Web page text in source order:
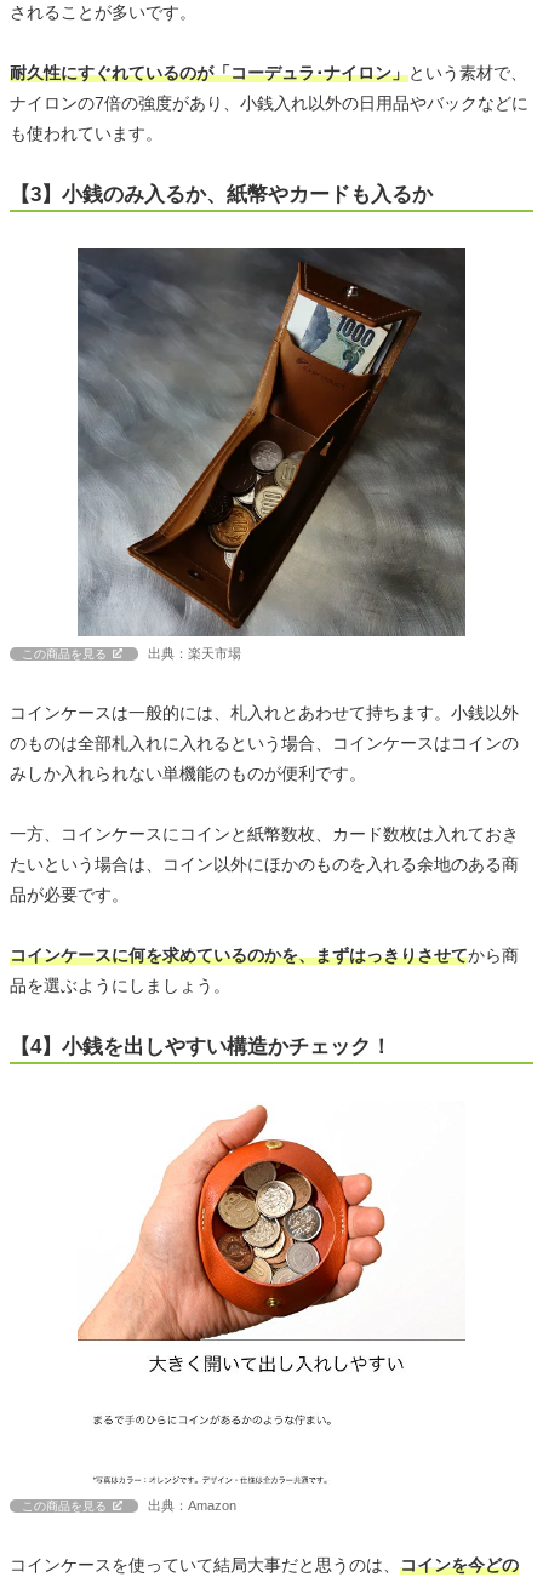
されることが多いです。
耐久性にすぐれているのが「コーデュラ･ナイロン」という素材で、
ナイロンの7倍の強度があり、小銭入れ以外の日用品やバックなどに
も使われています。
【3】小銭のみ入るか、紙幣やカードも入るか
この商品を見る 出典：楽天市場
コインケースは一般的には、札入れとあわせて持ちます。小銭以外
のものは全部札入れに入れるという場合、コインケースはコインの
みしか入れられない単機能のものが便利です。
一方、コインケースにコインと紙幣数枚、カード数枚は入れておき
たいという場合は、コイン以外にほかのものを入れる余地のある商
品が必要です。
コインケースに何を求めているのかを、まずはっきりさせてから商
品を選ぶようにしましょう。
【4】小銭を出しやすい構造かチェック！
この商品を見る 出典：Amazon
コインケースを使っていて結局大事だと思うのは、 コインを今どの